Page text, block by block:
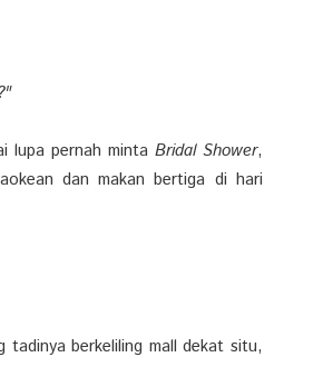
lupa pernah mintaBridal Shower,
dan makan bertiga di hari
tadinya berkeliling mall dekat situ,